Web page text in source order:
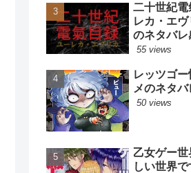
二十世紀
レカ・エ
のネタバレ
55 views
レッツゴ
メのネタバ
50 views
乙女ゲー
しい世界